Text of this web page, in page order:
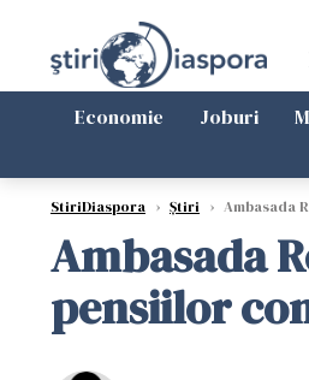
Economie Joburi
StiriDiaspora › Știri › Ambasada
Ambasada
pensiilor